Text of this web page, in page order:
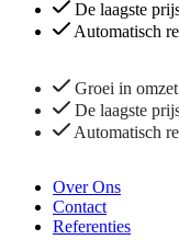
De laagste
Automatisch
Groei in
De laagste
Automatisch
Over Ons
Contact
Referenties